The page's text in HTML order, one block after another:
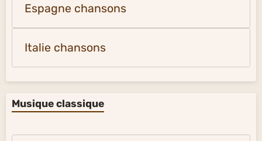
Espagne chansons
Italie chansons
Musique classique